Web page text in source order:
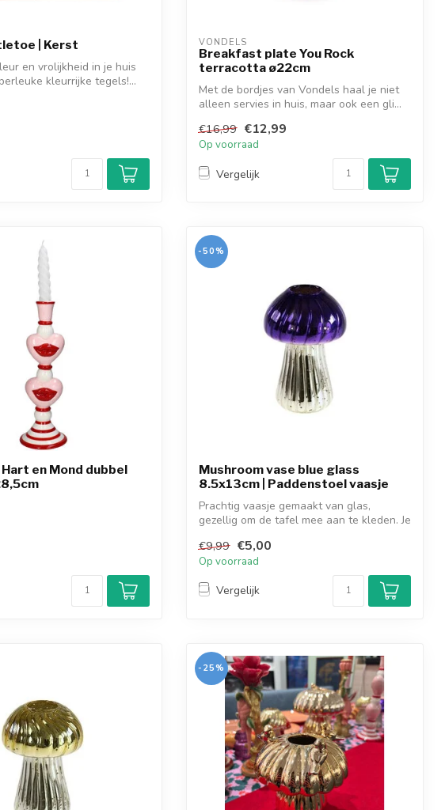
| Kerst
en vrolijkheid in je huis
kleurrijke tegels!...
VONDELS
Breakfast plate You Rock
terracotta ø22cm
Met de bordjes van Vondels haal je niet
alleen servies in huis, maar ook een gli...
€16,99 €12,99
Op voorraad
Vergelijk
en Mond dubbel
-50%
Mushroom vase blue glass
8.5x13cm | Paddenstoel vaasje
Prachtig vaasje gemaakt van glas,
gezellig om de tafel mee aan te kleden. Je
€9,99 €5,00
Op voorraad
Vergelijk
-25%